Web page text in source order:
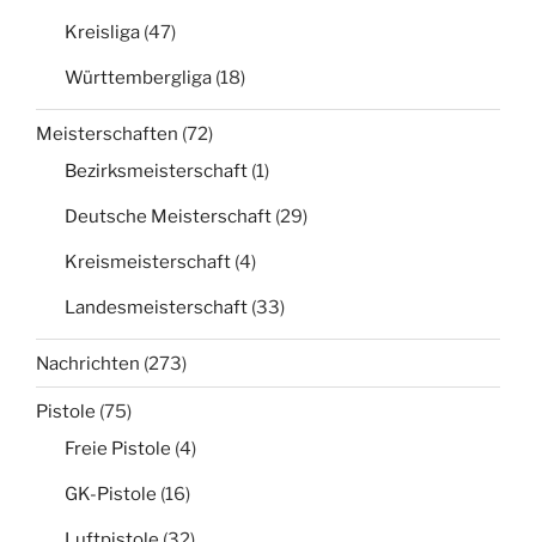
Kreisliga (47)
Württembergliga (18)
Meisterschaften (72)
Bezirksmeisterschaft (1)
Deutsche Meisterschaft (29)
Kreismeisterschaft (4)
Landesmeisterschaft (33)
Nachrichten (273)
Pistole (75)
Freie Pistole (4)
GK-Pistole (16)